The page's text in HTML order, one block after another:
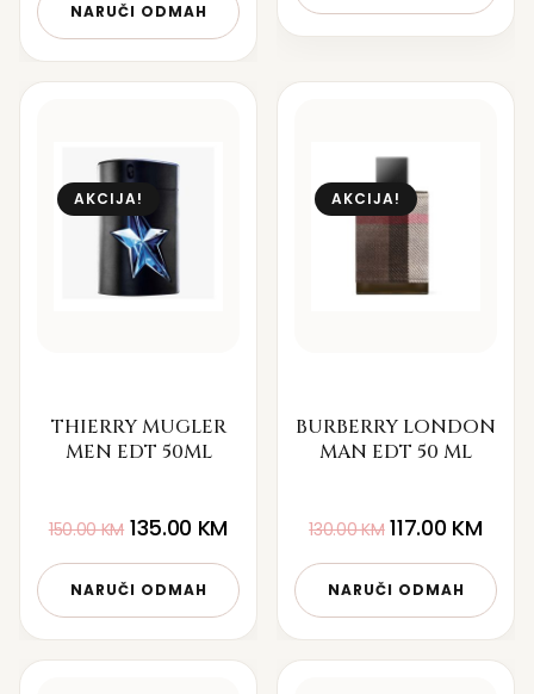
NARUČI ODMAH
AKCIJA!
THIERRY MUGLER
MEN EDT 50ML
150.00KM 135.00 KM
NARUČI ODMAH
AKCIJA!
BURBERRY LONDON
MAN EDT 50 ML
130.00KM 117.00 KM
NARUČI ODMAH